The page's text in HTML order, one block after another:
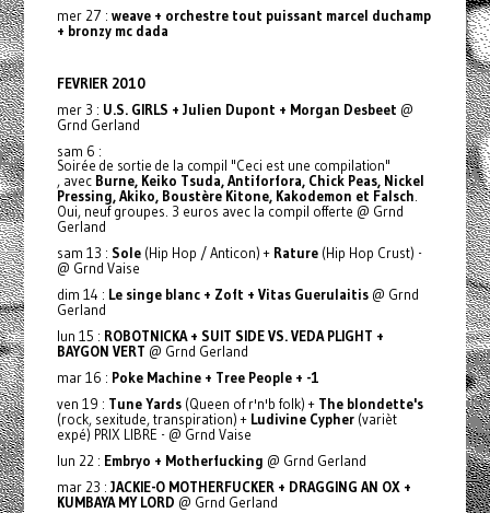
mer 27 : weave + orchestre tout puissant marcel duchamp
+ bronzy mc dada
FEVRIER 2010
mer 3 : U.S. GIRLS + Julien Dupont + Morgan Desbeet @
Grnd Gerland
sam 6 :
Soirée de sortie de la compil "Ceci est une compilation"
, avec Burne, Keiko Tsuda, Antiforfora, Chick Peas, Nickel
Pressing, Akiko, Boustère Kitone, Kakodemon et Falsch
Oui, neuf groupes. 3 euros avec la compil offerte @ Grnd
Gerland
sam 13 : Sole (Hip Hop / Anticon) + Rature (Hip Hop Crust) -
@ Grnd Vaise
dim 14 : Le singe blanc + Zoft + Vitas Guerulaitis@ Grnd
Gerland
lun 15 : ROBOTNICKA + SUIT SIDE VS. VEDA PLIGHT +
BAYGON VERT @ Grnd Gerland
mar 16 : Poke Machine + Tree People + -1
ven 19 : Tune Yards(Queen of r'n'b folk) + The blondette's
(rock, sexitude, transpiration) + Ludivine Cypher(varièt
expé) PRIX LIBRE - @ Grnd Vaise
lun 22 : Embryo + Motherfucking @ Grnd Gerland
mar 23 : JACKIE-O MOTHERFUCKER + DRAGGING AN OX +
KUMBAYA MY LORD @ Grnd Gerland